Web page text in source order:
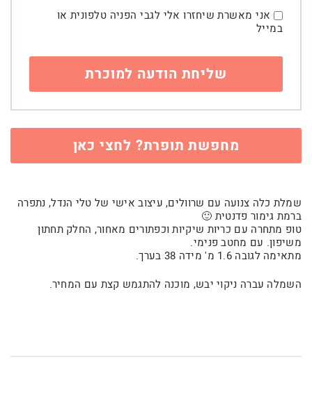
אני מאשרת שיחזרו אלי לגבי הפניה טלפונית או
במייל
מחפשת תופרת? לחצי כאן
שמלת כלה צנועה עם שרוולים, עיצוב אישי של טלי הנדל, נתפרה
ברמת גימור פדנטית 🙂
טופ מתחרה עם כריות שיקיות וכפתורים מאחור, החלק תחתון
משיפון. עם מחטב פנימי.
מתאימה לגובה 1.6 מ' מידה 38 בערך.
השמלה עברה ניקוי יבש, מוכנה להתגמש קצת עם המחיר.